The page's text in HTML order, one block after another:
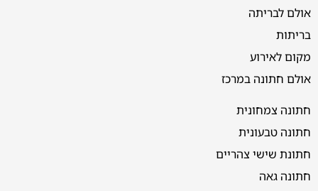
אולם לבריתה
בריתות
מקום לאירוע
אולם חתונה במרכז
חתונה צמחונית
חתונה טבעונית
חתונת שישי צהריים
חתונה גאה